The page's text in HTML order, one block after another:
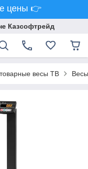
цены 👉
Казсофтрейд
весы ТВ